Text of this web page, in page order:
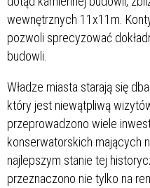
wewnętrznych 11x11m.
pozwoli sprecyzować
budowli.
Władze miasta starają się
który jest niewątpliwą
przeprowadzono wiele
konserwatorskich mających
najlepszym stanie tej
przeznaczono nie tylko na